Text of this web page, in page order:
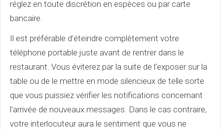
réglez en toute discrétion en espèces ou par carte
bancaire.
Il est préférable d’éteindre complètement votre
téléphone portable juste avant de rentrer dans le
restaurant. Vous éviterez par la suite de l’exposer sur la
table ou de le mettre en mode silencieux de telle sorte
que vous puissiez vérifier les notifications concernant
l’arrivée de nouveaux messages. Dans le cas contraire,
votre interlocuteur aura le sentiment que vous ne